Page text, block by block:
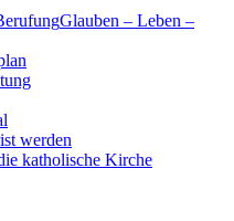
Glauben – Leben –
werden
katholische Kirche